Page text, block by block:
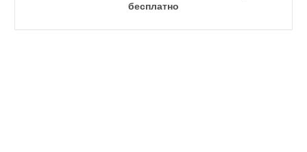
бесплатно